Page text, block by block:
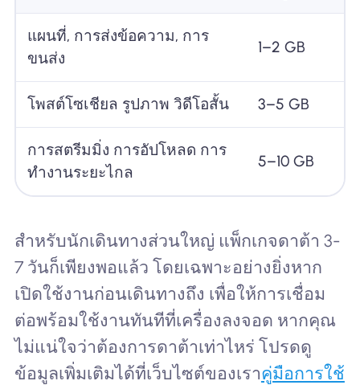
แผนที่, การส่งข้อความ, การ
ขนส่ง
1–2 GB
โพสต์โซเชียล รูปภาพ วิดีโอสั้น 3–5 GB
การสตรีมมิ่ง การอัปโหลด การ
ทำงานระยะไกล
5–10 GB
สำหรับนักเดินทางส่วนใหญ่ แพ็กเกจดาต้า 3-
7 วันก็เพียงพอแล้ว โดยเฉพาะอย่างยิ่งหาก
เปิดใช้งานก่อนเดินทางถึง เพื่อให้การเชื่อม
ต่อพร้อมใช้งานทันทีที่เครื่องลงจอด หากคุณ
ไม่แน่ใจว่าต้องการดาต้าเท่าไหร่ โปรดดู
ข้อมูลเพิ่มเติมได้ที่เว็บไซต์ของเราคู่มือการใช้